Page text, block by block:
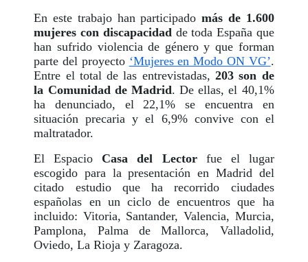
En este trabajo han participadomás de 1.600
mujeres con discapacidad de toda España que
han sufrido violencia de género y que forman
parte del proyecto ‘Mujeres en Modo ON VG’.
Entre el total de las entrevistadas,203 son de
la Comunidad de Madrid. De ellas, el 40,1%
ha denunciado, el 22,1% se encuentra en
situación precaria y el 6,9% convive con el
maltratador.
El Espacio Casa del Lectorfue el lugar
escogido para la presentación en Madrid del
citado estudio que ha recorrido ciudades
españolas en un ciclo de encuentros que ha
incluido: Vitoria, Santander, Valencia, Murcia,
Pamplona, Palma de Mallorca, Valladolid,
Oviedo, La Rioja y Zaragoza.